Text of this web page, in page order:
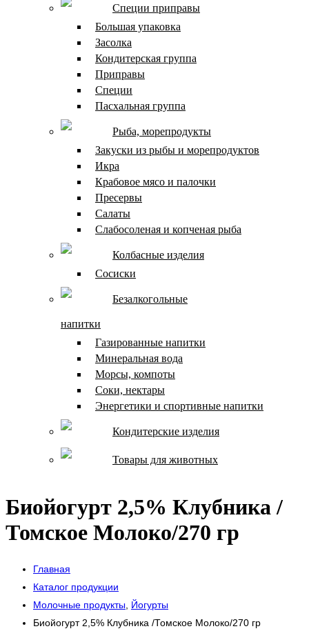
Специи приправы
Большая упаковка
Засолка
Кондитерская группа
Приправы
Специи
Пасхальная группа
Рыба, морепродукты
Закуски из рыбы и морепродуктов
Икра
Крабовое мясо и палочки
Пресервы
Салаты
Слабосоленая и копченая рыба
Колбасные изделия
Сосиски
Безалкогольные
напитки
Газированные напитки
Минеральная вода
Морсы, компоты
Соки, нектары
Энергетики и спортивные напитки
Кондитерские изделия
Товары для животных
Биойогурт 2,5% Клубника /
Томское Молоко/270 гр
Главная
Каталог продукции
Молочные продукты Йогурты
Биойогурт 2,5% Клубника /Томское Молоко/270 гр